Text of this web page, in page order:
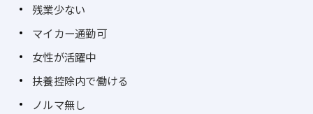
残業少ない
マイカー通勤可
女性が活躍中
扶養控除内で働ける
ノルマ無し